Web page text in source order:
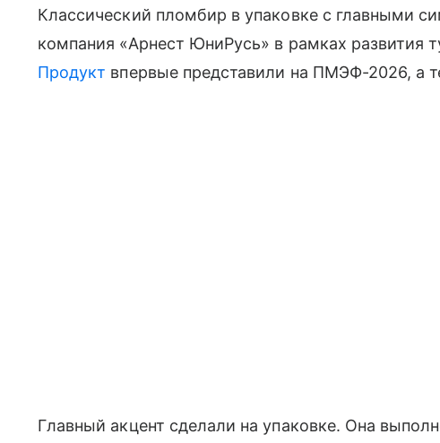
Классический пломбир в упаковке с главными
компания «Арнест ЮниРусь» в рамках развития
Продукт впервые представили на ПМЭФ-2026, а
Главный акцент сделали на упаковке. Она